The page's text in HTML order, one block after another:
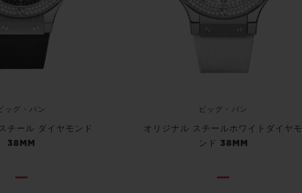
ッグ・バン
チール ダイヤモンド
38MM
ビッグ・バン
オリジナル スチールホワイトダイヤモ
ンド 38MM